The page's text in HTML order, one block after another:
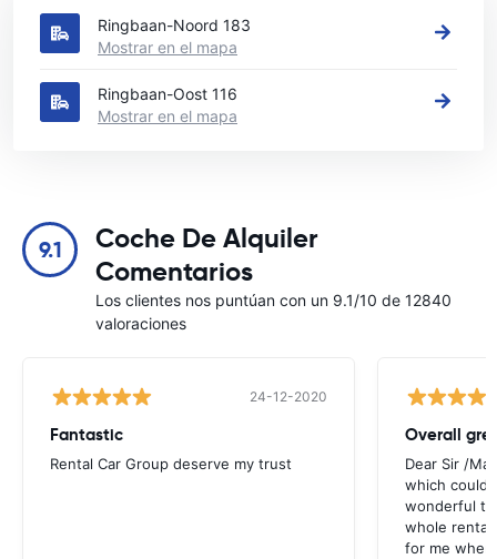
Ringbaan-Noord 183
Mostrar en el mapa
Ringbaan-Oost 116
Mostrar en el mapa
9.1
Coche De Alquiler
Comentarios
Los clientes nos puntúan con un 9.1/10 de 12840
valoraciones
24-12-2020
Fantastic
Rental Car Group deserve my trust
Overall
Dear Sir /
which could
wonderful to
whole
for me